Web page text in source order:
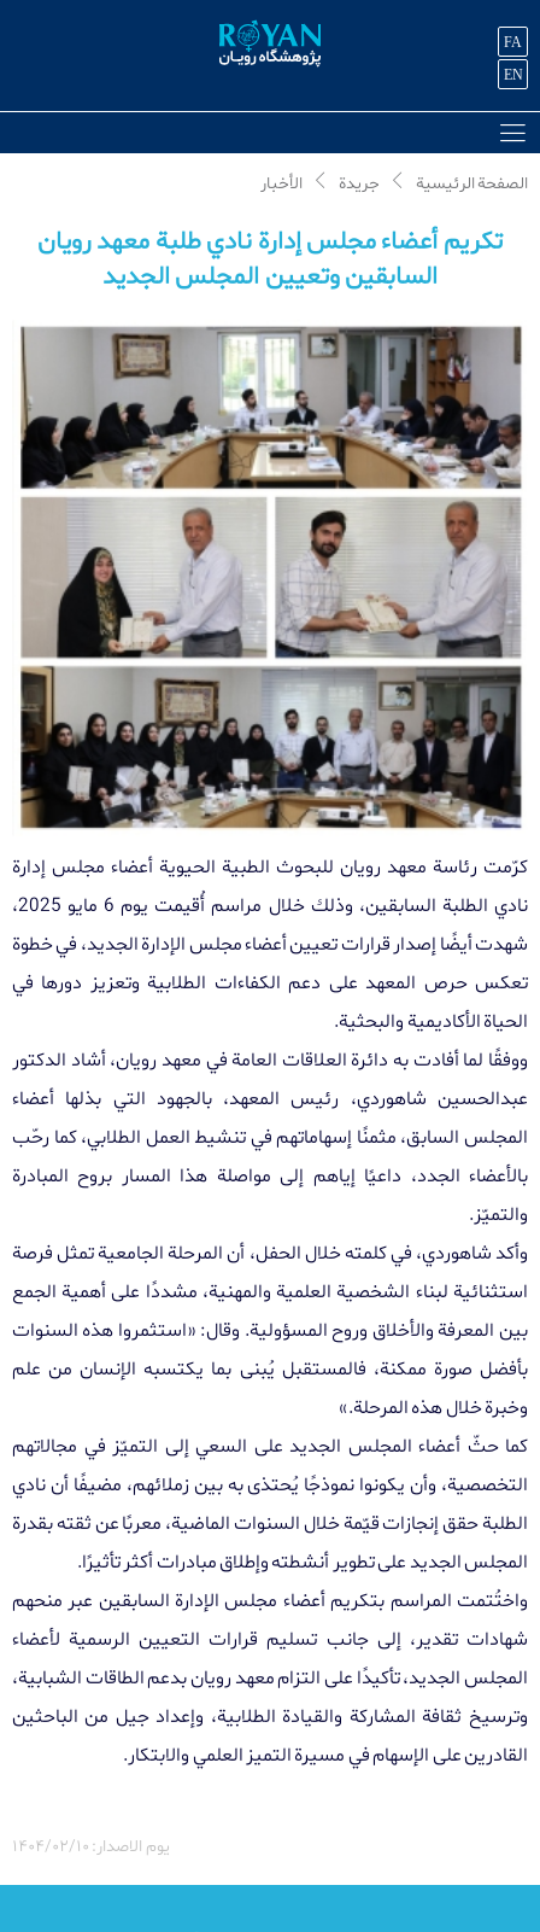
FA
EN
الصفحة الرئیسیة جريدة الأخبار
تكريم أعضاء مجلس إدارة نادي طلبة معهد رويان
السابقين وتعيين المجلس الجديد
كرّمت رئاسة معهد رويان للبحوث الطبية الحيوية أعضاء مجلس إدارة
نادي الطلبة السابقين، وذلك خلال مراسم أُقيمت يوم 6 مايو 2025،
شهدت أيضًا إصدار قرارات تعيين أعضاء مجلس الإدارة الجديد، في خطوة
تعكس حرص المعهد على دعم الكفاءات الطلابية وتعزيز دورها في
الحياة الأكاديمية والبحثية.
ووفقًا لما أفادت به دائرة العلاقات العامة في معهد رويان، أشاد الدكتور
عبدالحسين شاهوردي، رئيس المعهد، بالجهود التي بذلها أعضاء
المجلس السابق، مثمنًا إسهاماتهم في تنشيط العمل الطلابي، كما رحّب
بالأعضاء الجدد، داعيًا إياهم إلى مواصلة هذا المسار بروح المبادرة
والتميّز.
وأكد شاهوردي، في كلمته خلال الحفل، أن المرحلة الجامعية تمثل فرصة
استثنائية لبناء الشخصية العلمية والمهنية، مشددًا على أهمية الجمع
بين المعرفة والأخلاق وروح المسؤولية. وقال: «استثمروا هذه السنوات
بأفضل صورة ممكنة، فالمستقبل يُبنى بما يكتسبه الإنسان من علم
وخبرة خلال هذه المرحلة.»
كما حثّ أعضاء المجلس الجديد على السعي إلى التميّز في مجالاتهم
التخصصية، وأن يكونوا نموذجًا يُحتذى به بين زملائهم، مضيفًا أن نادي
الطلبة حقق إنجازات قيّمة خلال السنوات الماضية، معربًا عن ثقته بقدرة
المجلس الجديد على تطوير أنشطته وإطلاق مبادرات أكثر تأثيرًا.
واختُتمت المراسم بتكريم أعضاء مجلس الإدارة السابقين عبر منحهم
شهادات تقدير، إلى جانب تسليم قرارات التعيين الرسمية لأعضاء
المجلس الجديد، تأكيدًا على التزام معهد رويان بدعم الطاقات الشبابية،
وترسيخ ثقافة المشاركة والقيادة الطلابية، وإعداد جيل من الباحثين
القادرين على الإسهام في مسيرة التميز العلمي والابتكار.
یوم الاصدار: ۱۴۰۴/۰۲/۱۰